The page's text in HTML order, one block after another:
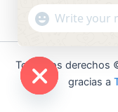
Todos los derechos
gracias a
Hide
WhatsApp